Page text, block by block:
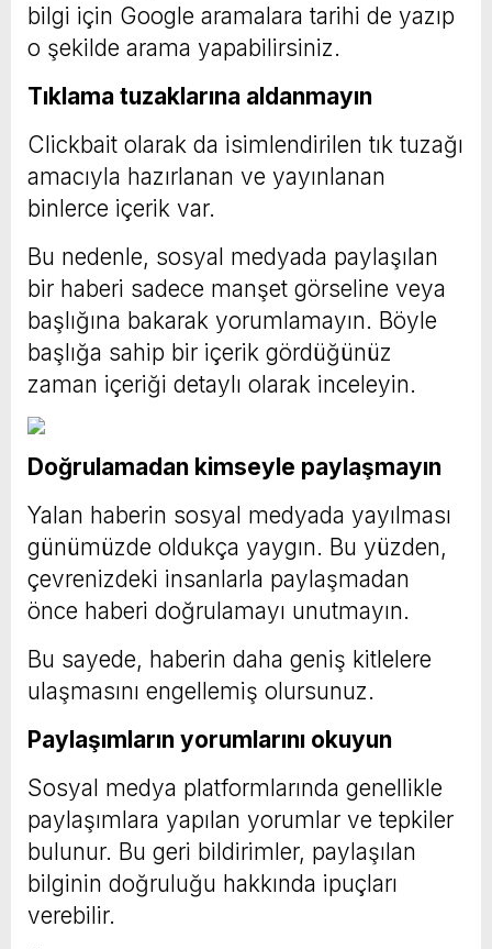
bilgi için Google aramalara tarihi de yazıp
o şekilde arama yapabilirsiniz.
Tıklama tuzaklarına aldanmayın
Clickbait olarak da isimlendirilen tık tuzağı
amacıyla hazırlanan ve yayınlanan
binlerce içerik var.
Bu nedenle, sosyal medyada paylaşılan
bir haberi sadece manşet görseline veya
başlığına bakarak yorumlamayın. Böyle
başlığa sahip bir içerik gördüğünüz
zaman içeriği detaylı olarak inceleyin.
Doğrulamadan kimseyle paylaşmayın
Yalan haberin sosyal medyada yayılması
günümüzde oldukça yaygın. Bu yüzden,
çevrenizdeki insanlarla paylaşmadan
önce haberi doğrulamayı unutmayın.
Bu sayede, haberin daha geniş kitlelere
ulaşmasını engellemiş olursunuz.
Paylaşımların yorumlarını okuyun
Sosyal medya platformlarında genellikle
paylaşımlara yapılan yorumlar ve tepkiler
bulunur. Bu geri bildirimler, paylaşılan
bilginin doğruluğu hakkında ipuçları
verebilir.